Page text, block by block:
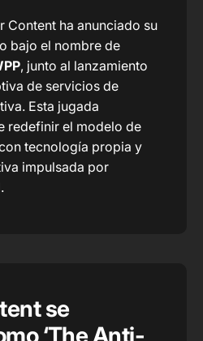
Content ha anunciado su
bajo el nombre de
, junto al lanzamiento
de servicios de
Esta jugada
redefinir el modelo de
tecnología propia y
impulsada por
se
‘The Anti-